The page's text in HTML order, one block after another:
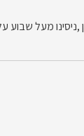
,ניסינו מעל שבוע